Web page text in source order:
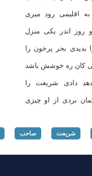
اقلیمی رود میری
روز اندر یكی منزل
بدیدی بحر پرخون را
كان ره خوشش باشد
دادی شریعت را
بردی از او چیزی
شریعت صاحب